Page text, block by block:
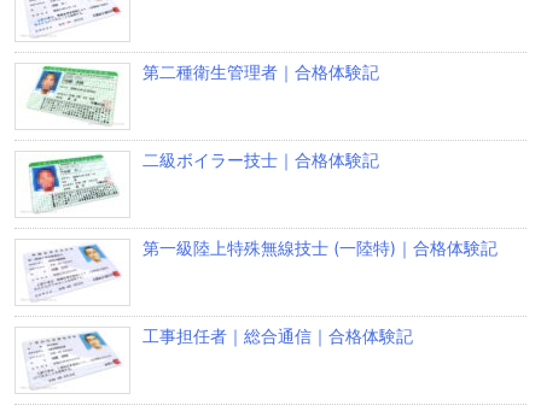
第二種衛生管理者｜合格体験記
二級ボイラー技士｜合格体験記
第一級陸上特殊無線技士 (一陸特)｜合格体験記
工事担任者｜総合通信｜合格体験記